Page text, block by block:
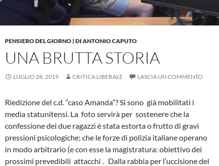
PENSIERO DEL GIORNO | DI ANTONIO CAPUTO
UNA BRUTTA STORIA
LUGLIO 28, 2019 CRITICA LIBERALE LASCIA UN COMMENTO
Riedizione del c.d. “caso Amanda”? Si sono già mobilitati i
media statunitensi. La foto servirà per sostenere che la
confessione dei due ragazzi è stata estorta o frutto di gravi
pressioni psicologiche; che le forze di polizia italiane operano
in modo arbitrario (e con esse la magistratura: obiettivo dei
prossimi prevedibili attacchi . Dalla rabbia per l’uccisione del